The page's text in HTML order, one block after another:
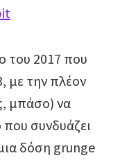
του 2017 που
με την πλέον
μπάσο) να
συνδυάζει
δόση grunge